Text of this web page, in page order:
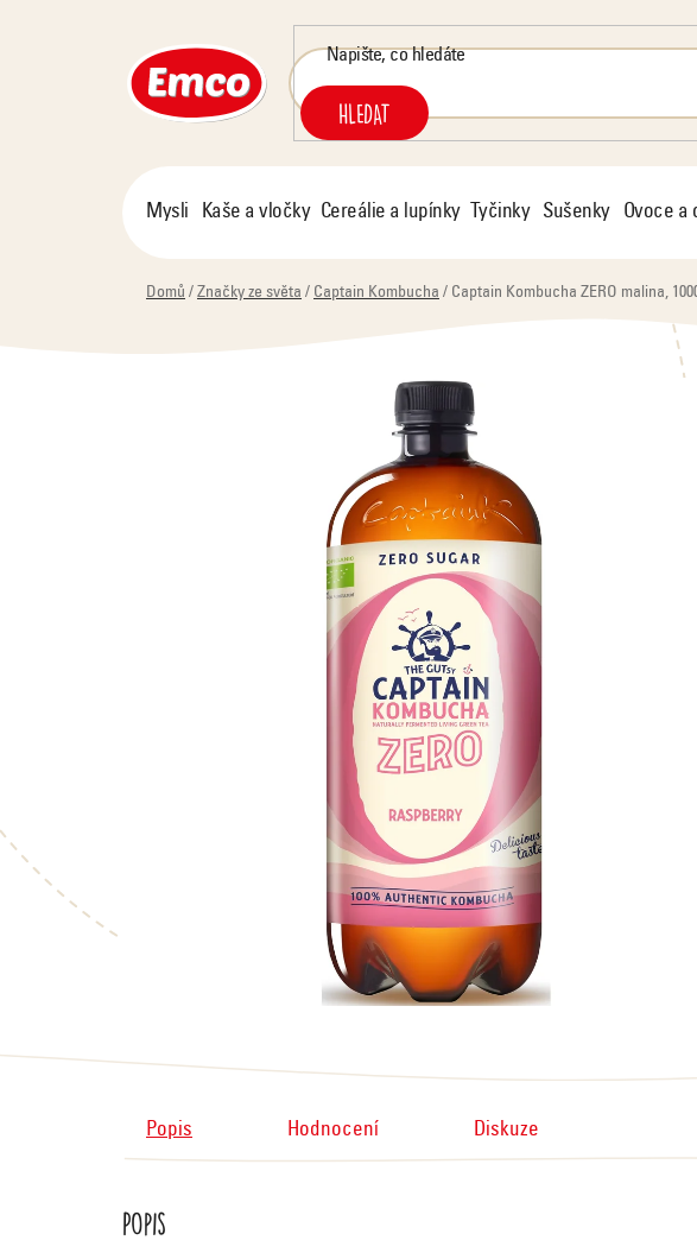
HLEDAT
Mysli Kaše a vločky Cereálie a lupínky Tyčinky Sušenky Ovoce a
Domů / Značky ze světa / Captain Kombucha / Captain Kombucha ZERO malina,
Popis Hodnocení Diskuze
Popis